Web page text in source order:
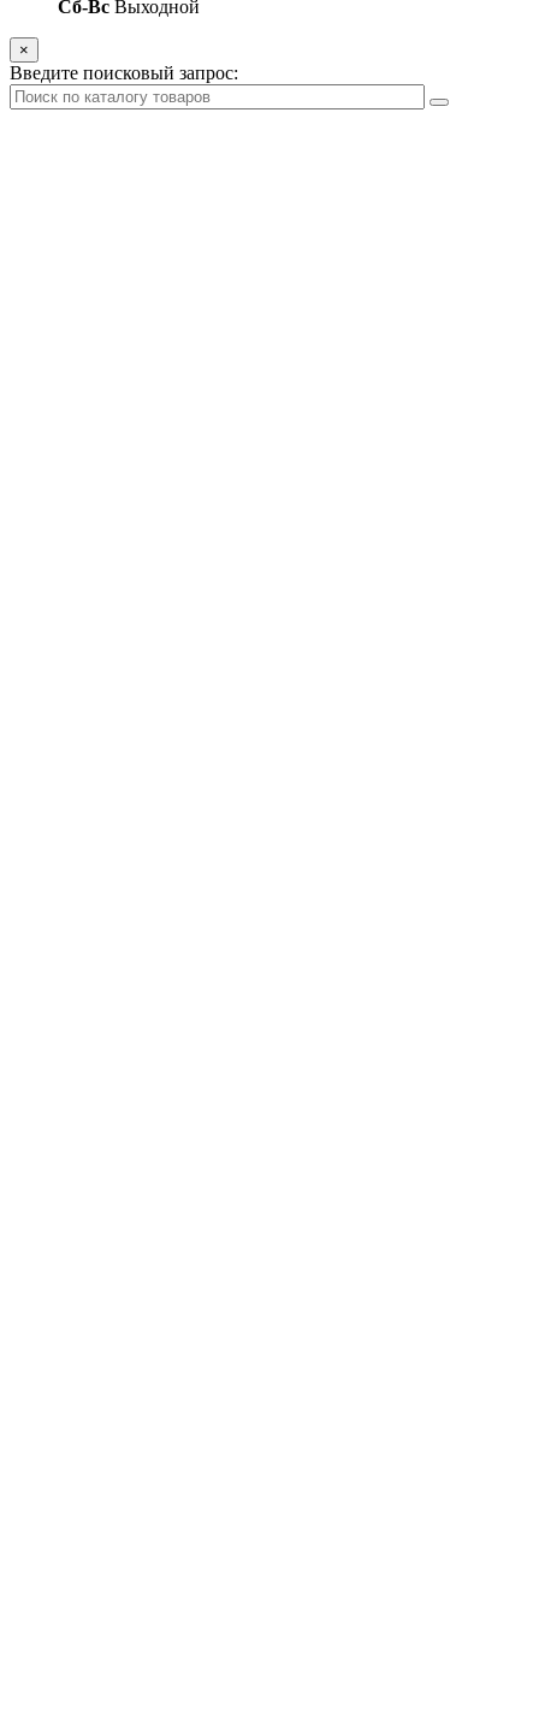
Сб-Вс Выходной
×
Введите поисковый запрос: